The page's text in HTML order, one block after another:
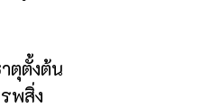
ตุตั้งต้น
พสิ่ง